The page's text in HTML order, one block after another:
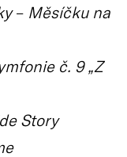
– Měsíčku na
č. 9 „Z
Story